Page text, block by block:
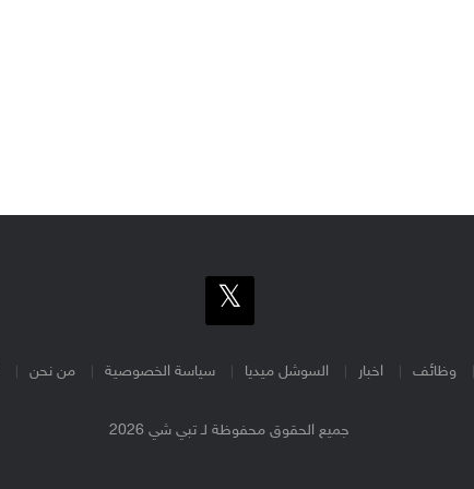
وظائف اخبار السوشل ميديا سياسة الخصوصية من نحن
جميع الحقوق محفوظة لـ تبي شي 2026